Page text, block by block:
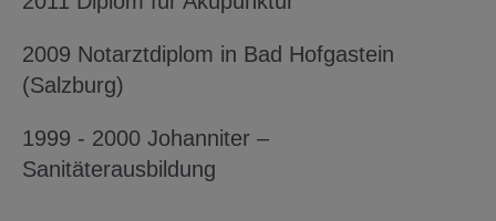
2009 Notarztdiplom in Bad Hofgastein
(Salzburg)
1999 - 2000 Johanniter –
Sanitäterausbildung